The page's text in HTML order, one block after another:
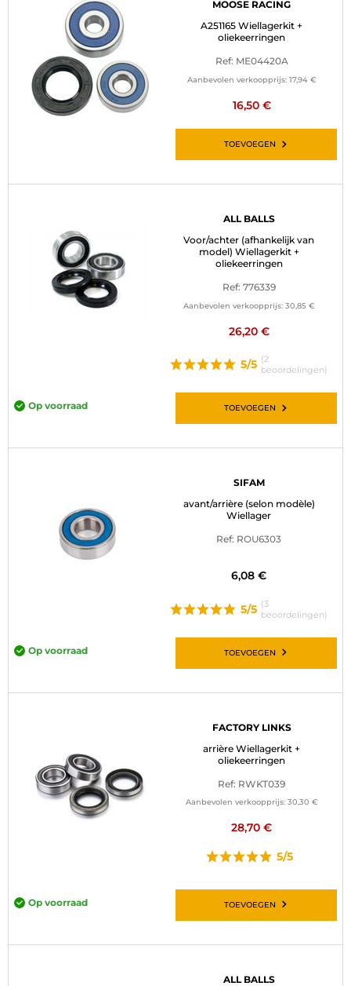
MOOSE RACING
A251165 Wiellagerkit +
oliekeerringen
Ref: ME04420A
Aanbevolen verkoopprijs: 17,94 €
16,50 €
TOEVOEGEN
ALL BALLS
Voor/achter (afhankelijk van
model) Wiellagerkit +
oliekeerringen
Ref: 776339
Aanbevolen verkoopprijs: 30,85 €
26,20 €
5/5 (2
beoordelingen)
Op voorraad TOEVOEGEN
SIFAM
avant/arrière (selon modèle)
Wiellager
Ref: ROU6303
6,08 €
5/5 (3
beoordelingen)
Op voorraad TOEVOEGEN
FACTORY LINKS
arrière Wiellagerkit +
oliekeerringen
Ref: RWKT039
Aanbevolen verkoopprijs: 30,30 €
28,70 €
5/5
Op voorraad TOEVOEGEN
ALL BALLS